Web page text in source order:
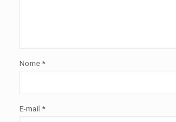
Nome *
E-mail *